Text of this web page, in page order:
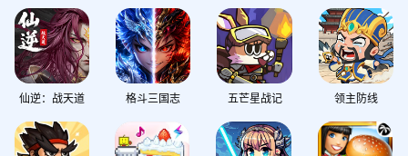
仙逆：战天道 格斗三国志 五芒星战记 领主防线